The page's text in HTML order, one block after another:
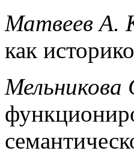
Матвеев А.
как